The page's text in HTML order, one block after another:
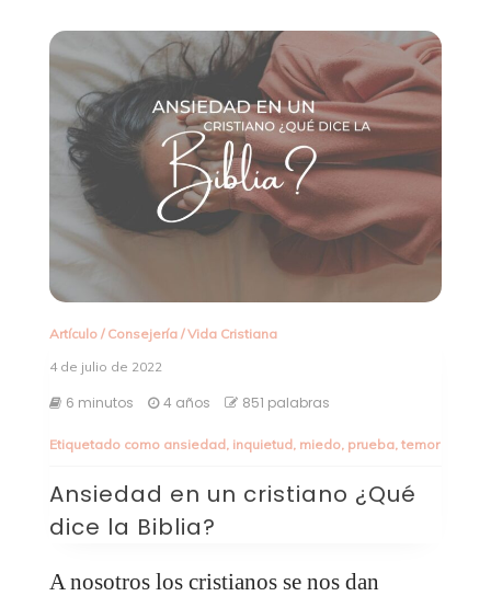
Artículo/ Consejería/Vida Cristiana
4 de julio de 2022
6 minutos 4 años 851 palabras
Etiquetado como ansiedad, inquietud, miedo, prueba, temor
Ansiedad en un cristiano ¿Qué
dice la Biblia?
A nosotros los cristianos se nos dan